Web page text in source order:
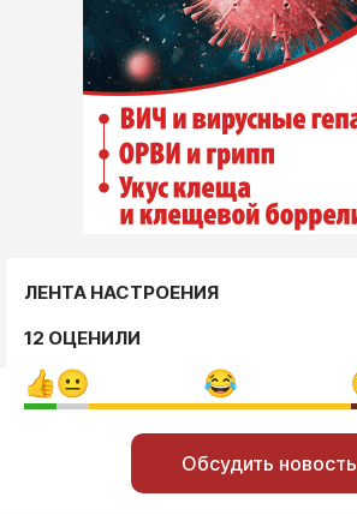
ЛЕНТА НАСТРОЕНИЯ
12 ОЦЕНИЛИ
Обсудить новость